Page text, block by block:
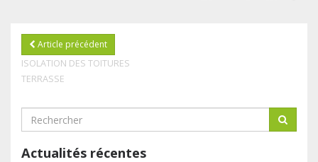
Article précédent
ISOLATION DES TOITURES
TERRASSE
Actualités récentes